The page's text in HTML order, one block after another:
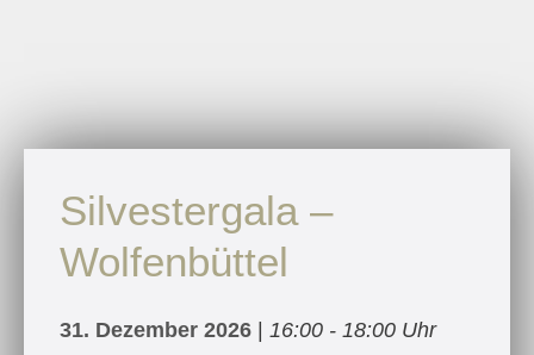
Silvestergala –
Wolfenbüttel
31. Dezember 2026
16:00 - 18:00 Uhr